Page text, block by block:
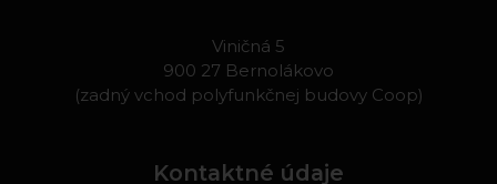
Viničná 5
900 27 Bernolákovo
(zadný vchod polyfunkčnej budovy Coop)
Kontaktné údaje